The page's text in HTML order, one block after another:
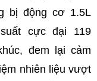
bị động cơ 1.5L
cực đại 119
đem lại cảm
nhiên liệu vượt